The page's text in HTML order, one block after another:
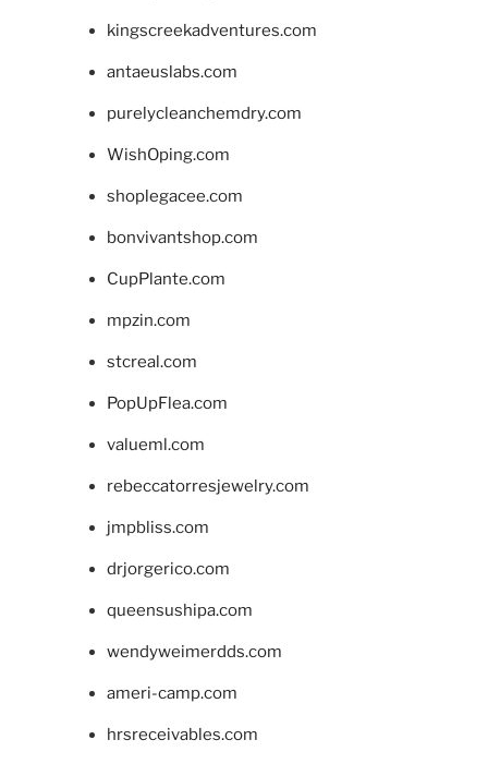
kingscreekadventures.com
antaeuslabs.com
purelycleanchemdry.com
WishOping.com
shoplegacee.com
bonvivantshop.com
CupPlante.com
mpzin.com
stcreal.com
PopUpFlea.com
valueml.com
rebeccatorresjewelry.com
jmpbliss.com
drjorgerico.com
queensushipa.com
wendyweimerdds.com
ameri-camp.com
hrsreceivables.com